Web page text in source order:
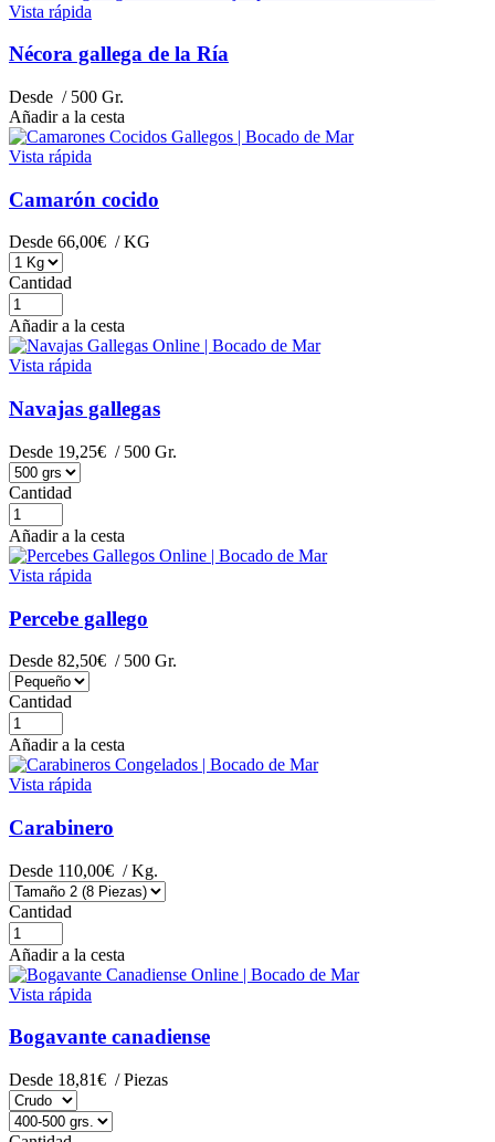
Vista rápida
Nécora gallega de la Ría
Desde / 500 Gr.
Añadir a la cesta
Vista rápida
Camarón cocido
Desde 66,00€ / KG
Cantidad
Añadir a la cesta
Vista rápida
Navajas gallegas
Desde 19,25€ / 500 Gr.
Cantidad
Añadir a la cesta
Vista rápida
Percebe gallego
Desde 82,50€ / 500 Gr.
Cantidad
Añadir a la cesta
Vista rápida
Carabinero
Desde 110,00€ / Kg.
Cantidad
Añadir a la cesta
Vista rápida
Bogavante canadiense
Desde 18,81€ / Piezas